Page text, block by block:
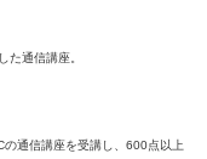
た通信講座。
通信講座を受講し、600点以上